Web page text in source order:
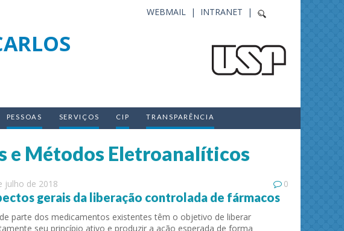
INTRANET |
WEBMAIL |
PESSOAS SERVIÇOS CIP TRANSPARÊNCIA
e Métodos Eletroanalíticos
julho de 2018 0
gerais da liberação controlada de fármacos
parte dos medicamentos existentes têm o objetivo de liberar
seu princípio ativo e produzir a ação esperada de forma